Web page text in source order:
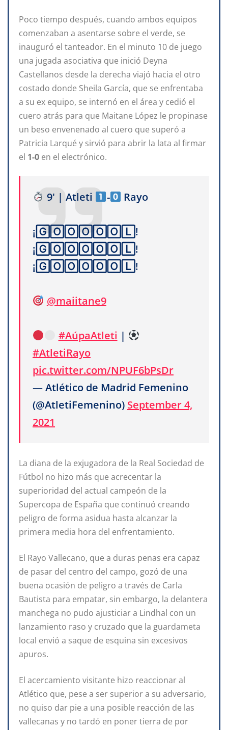
Poco tiempo después, cuando ambos equipos
comenzaban a asentarse sobre el verde, se
inauguró el tanteador. En el minuto 10 de juego
una jugada asociativa que inició Deyna
Castellanos desde la derecha viajó hacia el otro
costado donde Sheila García, que se enfrentaba
a su ex equipo, se internó en el área y cedió el
cuero atrás para que Maitane López le propinase
un beso envenenado al cuero que superó a
Patricia Larqué y sirvió para abrir la lata al firmar
el 1-0 en el electrónico.
9' | Atleti - Rayo
¡🄶🄾🄾🄾🄾🄾🄻!
¡🄶🄾🄾🄾🄾🄾🄻!
¡🄶🄾🄾🄾🄾🄾🄻!
@maiitane9
#AúpaAtleti |
#AtletiRayo
pic.twitter.com/NPUF6bPsDr
— Atlético de Madrid Femenino
(@AtletiFemenino) September 4,
2021
La diana de la exjugadora de la Real Sociedad de
Fútbol no hizo más que acrecentar la
superioridad del actual campeón de la
Supercopa de España que continuó creando
peligro de forma asidua hasta alcanzar la
primera media hora del enfrentamiento.
El Rayo Vallecano, que a duras penas era capaz
de pasar del centro del campo, gozó de una
buena ocasión de peligro a través de Carla
Bautista para empatar, sin embargo, la delantera
manchega no pudo ajusticiar a Lindhal con un
lanzamiento raso y cruzado que la guardameta
local envió a saque de esquina sin excesivos
apuros.
El acercamiento visitante hizo reaccionar al
Atlético que, pese a ser superior a su adversario,
no quiso dar pie a una posible reacción de las
vallecanas y no tardó en poner tierra de por